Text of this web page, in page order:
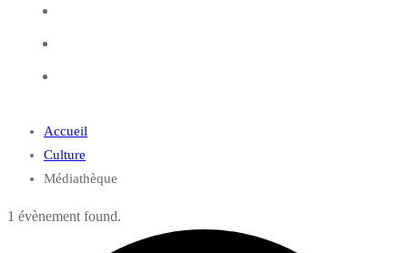
Accueil
Culture
Médiathèque
1 évènement found.